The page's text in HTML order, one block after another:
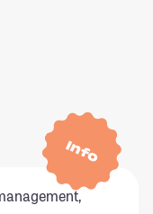
Info